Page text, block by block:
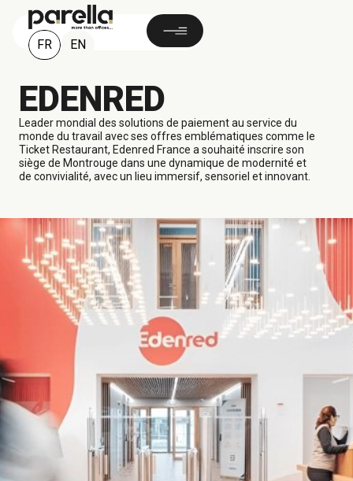
FR EN
EDENRED
Leader mondial des solutions de paiement au service du
monde du travail avec ses offres emblématiques comme le
Ticket Restaurant, Edenred France a souhaité inscrire son
siège de Montrouge dans une dynamique de modernité et
de convivialité, avec un lieu immersif, sensoriel et innovant.
12 600 M²
Montrouge, FRANCE